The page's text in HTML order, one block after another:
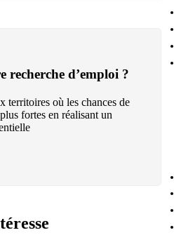
recherche d’emploi ?
territoires où les chances de
fortes en réalisant un